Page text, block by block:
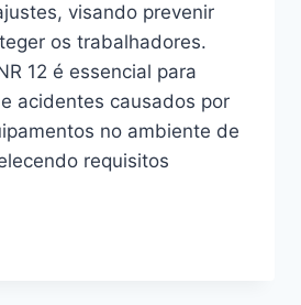
visando prevenir
os trabalhadores.
12 é essencial para
acidentes causados por
no ambiente de
requisitos